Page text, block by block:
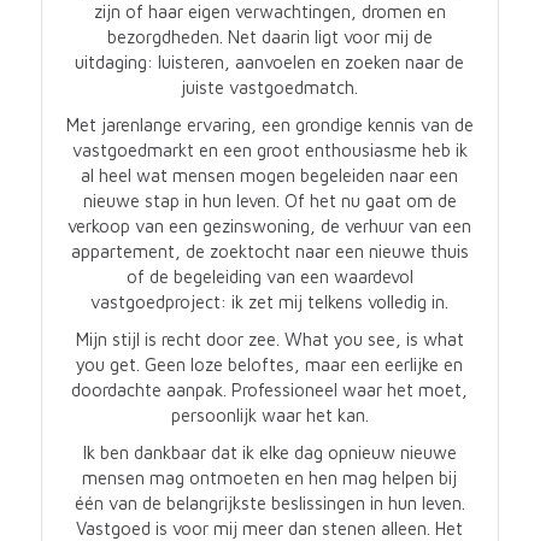
zijn of haar eigen verwachtingen, dromen en
bezorgdheden. Net daarin ligt voor mij de
uitdaging: luisteren, aanvoelen en zoeken naar de
juiste vastgoedmatch.
Met jarenlange ervaring, een grondige kennis van de
vastgoedmarkt en een groot enthousiasme heb ik
al heel wat mensen mogen begeleiden naar een
nieuwe stap in hun leven. Of het nu gaat om de
verkoop van een gezinswoning, de verhuur van een
appartement, de zoektocht naar een nieuwe thuis
of de begeleiding van een waardevol
vastgoedproject: ik zet mij telkens volledig in.
Mijn stijl is recht door zee. What you see, is what
you get. Geen loze beloftes, maar een eerlijke en
doordachte aanpak. Professioneel waar het moet,
persoonlijk waar het kan.
Ik ben dankbaar dat ik elke dag opnieuw nieuwe
mensen mag ontmoeten en hen mag helpen bij
één van de belangrijkste beslissingen in hun leven.
Vastgoed is voor mij meer dan stenen alleen. Het